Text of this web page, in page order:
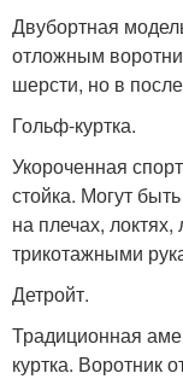
Двубортная
отложным
шерсти, но в
Гольф-куртка.
Укороченная
стойка. Могут
на плечах,
трикотажными
Детройт.
Традиционная
куртка. Воротник